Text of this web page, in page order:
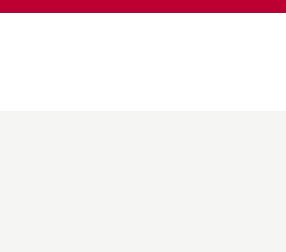
Medezeggenschap, ondernemingsraad,